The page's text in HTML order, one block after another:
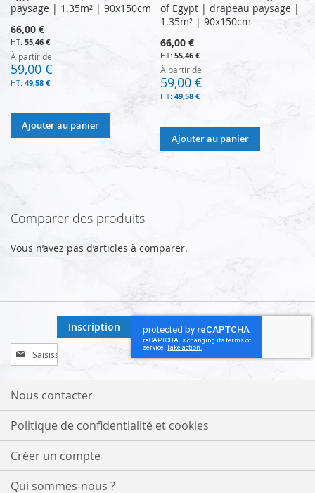
paysage | 1.35m² | 90x150cm
66,00 €
55,46 €
À partir de
59,00 €
49,58 €
Ajouter au panier
of Egypt | drapeau paysage |
1.35m² | 90x150cm
66,00 €
55,46 €
À partir de
59,00 €
49,58 €
Ajouter au panier
Comparer des produits
Vous n’avez pas d’articles à comparer.
Inscription
à
notre
lettre
:
Inscription
Nous contacter
Politique de confidentialité et cookies
Créer un compte
Qui sommes-nous ?